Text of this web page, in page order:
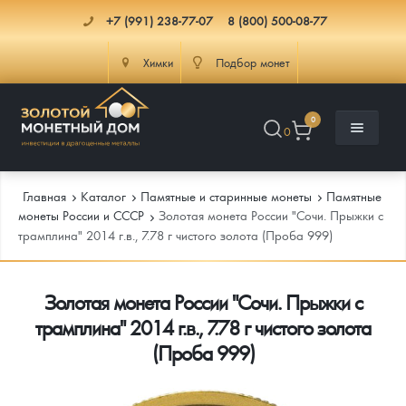
+7 (991) 238-77-07 8 (800) 500-08-77
Химки Подбор монет
0
0
Каталог
Каталог Монет
Инвестиционные монеты
Инфо
Как сделать заказ
Доставка
Главная Каталог Памятные и старинные монеты
Памятные
монеты России и СССР
Золотая монета России "Сочи. Прыжки с
трамплина" 2014 г.в., 7.78 г чистого золота (Проба 999)
Золотая монета России "Сочи. Прыжки с
трамплина" 2014 г.в., 7.78 г чистого золота
(Проба 999)